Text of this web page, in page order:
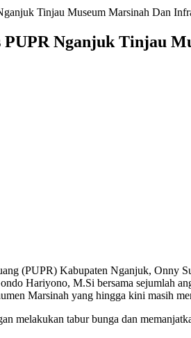
Tinjau Museum Marsinah Dan
Nganjuk Tinjau
(PUPR) Kabupaten Nganjuk,
Hariyono, M.Si bersama sejumlah
Marsinah yang hingga kini masih
melakukan tabur bunga dan